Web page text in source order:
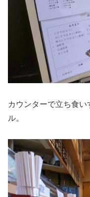
カウンターで立ち食
ル。